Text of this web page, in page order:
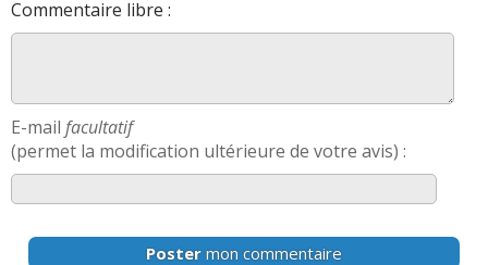
Commentaire libre :
E-mail facultatif
(permet la modification ultérieure de votre avis) :
Poster mon commentaire